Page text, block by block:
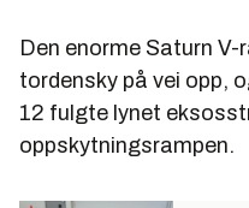
Den enorme Saturn V-
tordensky på vei opp,
12 fulgte lynet
oppskytningsrampen.